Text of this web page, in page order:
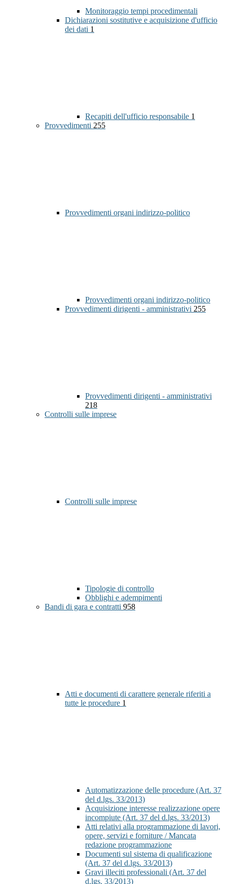
Monitoraggio tempi procedimentali
Dichiarazioni sostitutive e acquisizione d'ufficio
dei dati 1
Recapiti dell'ufficio responsabile 1
Provvedimenti 255
Provvedimenti organi indirizzo-politico
Provvedimenti organi indirizzo-politico
Provvedimenti dirigenti - amministrativi 255
Provvedimenti dirigenti - amministrativi
218
Controlli sulle imprese
Controlli sulle imprese
Tipologie di controllo
Obblighi e adempimenti
Bandi di gara e contratti 958
Atti e documenti di carattere generale riferiti a
tutte le procedure 1
Automatizzazione delle procedure (Art. 37
del d.lgs. 33/2013)
Acquisizione interesse realizzazione opere
incompiute (Art. 37 del d.lgs. 33/2013)
Atti relativi alla programmazione di lavori,
opere, servizi e forniture / Mancata
redazione programmazione
Documenti sul sistema di qualificazione
(Art. 37 del d.lgs. 33/2013)
Gravi illeciti professionali (Art. 37 del
d.lgs. 33/2013)